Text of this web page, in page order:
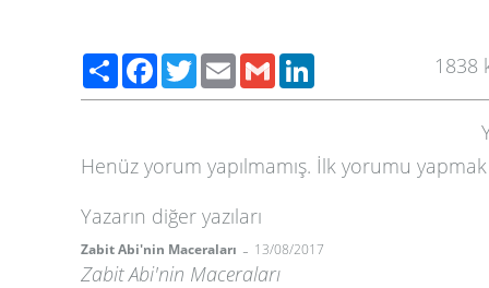
PaylaşFacebook
TwitterEmailGmail 1838
Henüz yorum yapılmamış. İlk yorumu
Yazarın diğer yazıları
Zabit Abi'nin Maceraları - 13/08/2017
Zabit Abi'nin Maceraları